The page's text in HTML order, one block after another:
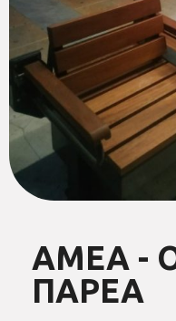
ΑΜΕΑ -
ΠΑΡΕΑ